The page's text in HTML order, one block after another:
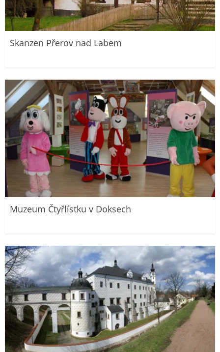
Skanzen Přerov nad Labem
Muzeum Čtyřlístku v Doksech